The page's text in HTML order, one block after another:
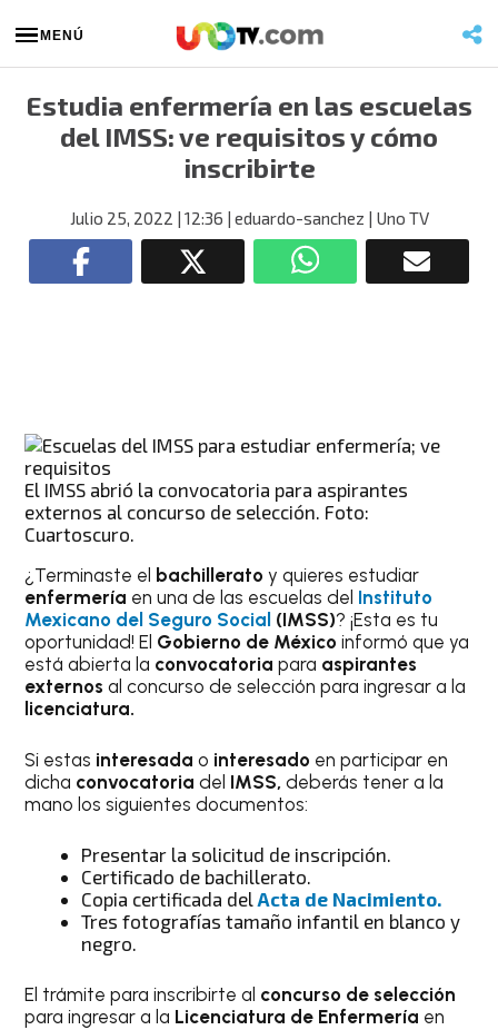
MENÚ
Estudia enfermería en las escuelas
del IMSS: ve requisitos y cómo
inscribirte
Julio 25, 2022 | 12:36 | eduardo-sanchez | Uno TV
El IMSS abrió la convocatoria para aspirantes
externos al concurso de selección. Foto:
Cuartoscuro.
¿Terminaste el bachilleratoy quieres estudiar
enfermería en una de las escuelas del Instituto
Mexicano del Seguro Social (IMSS)? ¡Esta es tu
oportunidad! El Gobierno de Méxicoinformó que ya
está abierta la convocatoriapara aspirantes
externosal concurso de selección para ingresar a la
licenciatura.
Si estas interesadao interesado en participar en
dicha convocatoriadel IMSS,deberás tener a la
mano los siguientes documentos:
Presentar la solicitud de inscripción.
Certificado de bachillerato.
Copia certificada delActa de Nacimiento.
Tres fotografías tamaño infantil en blanco y
negro.
El trámite para inscribirte al concurso de selección
para ingresar a la Licenciatura de Enfermería en